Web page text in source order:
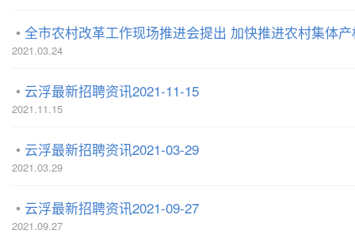
全市农村改革工作现场推进会提出 加快推进农村集体
2021.03.24
云浮最新招聘资讯2021-11-15
2021.11.15
云浮最新招聘资讯2021-03-29
2021.03.29
云浮最新招聘资讯2021-09-27
2021.09.27